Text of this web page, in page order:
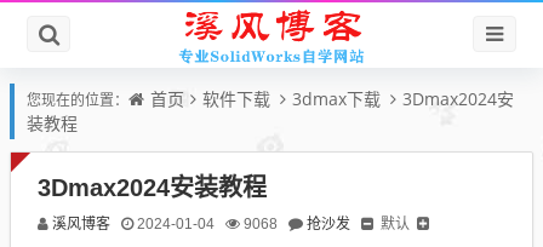
您现在的位置： 首页 软件下载 3dmax下载
3Dmax2024安
装教程
3Dmax2024安装教程
溪风博客 2024-01-04 9068 抢沙发 默认